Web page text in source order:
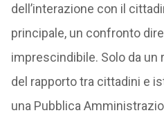
dell’interazione con il
principale, un confronto
imprescindibile. Solo da un
del rapporto tra cittadini e
una Pubblica